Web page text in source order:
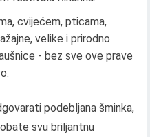
cvijećem, pticama,
velike i prirodno
- bez sve ove prave
podebljana šminka,
svu briljantnu